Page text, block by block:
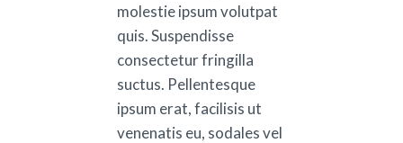
molestie ipsum volutpat
quis. Suspendisse
consectetur fringilla
suctus. Pellentesque
ipsum erat, facilisis ut
venenatis eu, sodales vel